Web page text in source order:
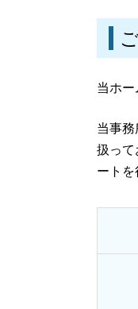
離
親
離
刑
刑
当ホー
当事
扱って
ートを